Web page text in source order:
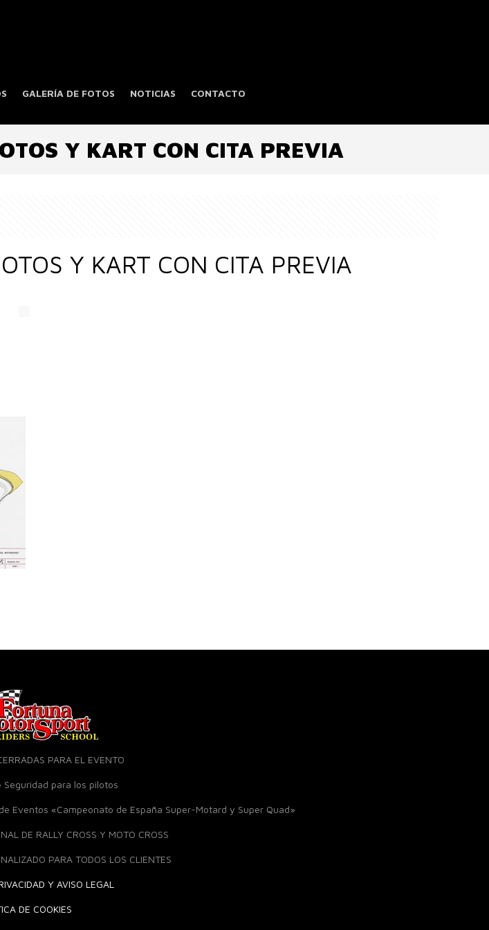
GALERÍA DE FOTOS NOTICIAS CONTACTO
Y KART CON CITA PREVIA
Y KART CON CITA PREVIA
PARA EL EVENTO
Seguridad para los pilotos
Eventos «Campeonato de España Super-Motard y Super Quad»
DE RALLY CROSS Y MOTO CROSS
PARA TODOS LOS CLIENTES
Y AVISO LEGAL
DE COOKIES